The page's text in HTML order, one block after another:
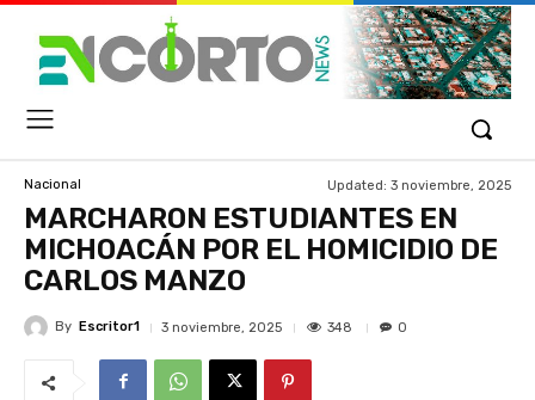
Nacional Updated: 3 noviembre, 2025
MARCHARON ESTUDIANTES EN
MICHOACÁN POR EL HOMICIDIO DE
CARLOS MANZO
By Escritor1 3 noviembre, 2025 348 0